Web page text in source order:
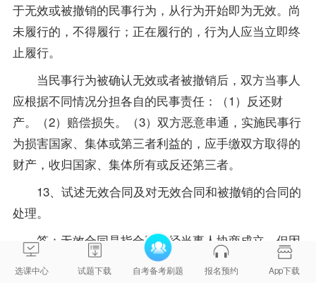
于无效或被撤销的民事行为，从行为开始即为无效。尚
未履行的，不得履行；正在履行的，行为人应当立即终
止履行。
当民事行为被确认无效或者被撤销后，双方当事人
应根据不同情况分担各自的民事责任：（1）反还财
产。（2）赔偿损失。（3）双方恶意串通，实施民事行
为损害国家、集体或第三者利益的，应手缴双方取得的
财产，收归国家、集体所有或反还第三者。
13、试述无效合同及对无效合同和被撤销的合同的
处理。
答：无效合同是指合同虽经当事人协商成立，但因
违反法律的规定，则该合同无效，给合同从订立时起就
选课中心 试题下载 自考备考刷题 报名预约 App下载